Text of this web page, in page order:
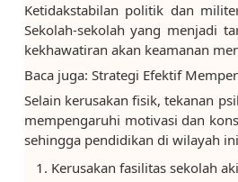
Ketidakstabilan politik dan
Sekolah-sekolah yang menjadi
kekhawatiran akan keamanan
Baca juga: Strategi Efektif
Selain kerusakan fisik, tekanan
mempengaruhi motivasi dan
sehingga pendidikan di wilayah
Kerusakan fasilitas sekolah